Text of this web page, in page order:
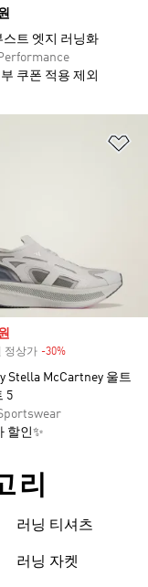
스트 엣지 러닝화
쿠폰 적용 제외
정상가 -30%
Stella McCartney 울트
5
할인✨
리
러닝 티셔츠
러닝 자켓